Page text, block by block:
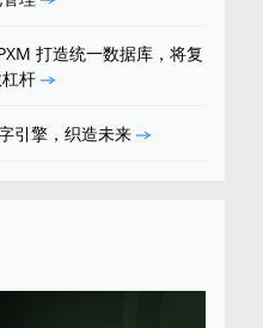
打造统一数据库，将复
杆
引擎，织造未来